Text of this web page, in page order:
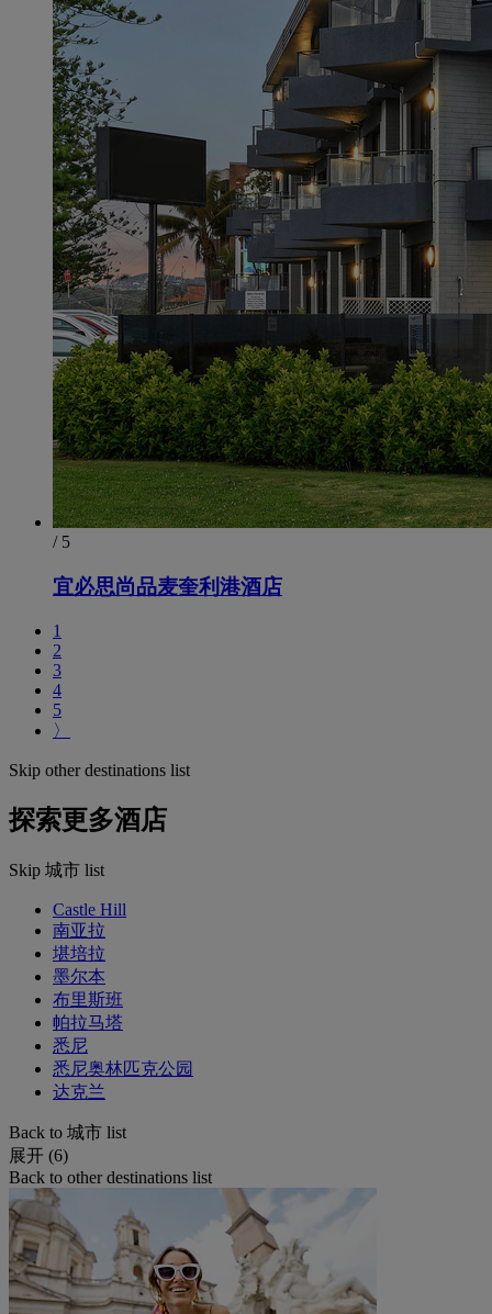
/ 5
宜必思尚品麦奎利港酒店
1
2
3
4
5
〉
Skip other destinations list
探索更多酒店
Skip 城市 list
Castle Hill
南亚拉
堪培拉
墨尔本
布里斯班
帕拉马塔
悉尼
悉尼奥林匹克公园
达克兰
Back to 城市 list
展开 (6)
Back to other destinations list